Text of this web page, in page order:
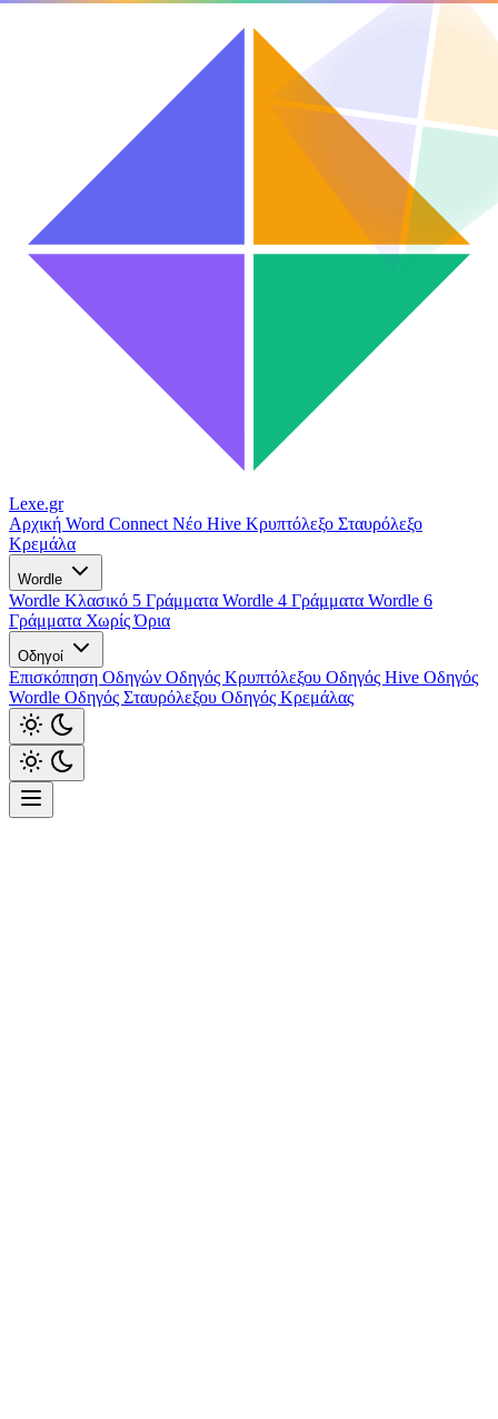
Lexe.gr
Αρχική Word Connect Νέο Hive Κρυπτόλεξο Σταυρόλεξο
Κρεμάλα
Wordle
Wordle Κλασικό 5 Γράμματα Wordle 4 Γράμματα Wordle 6
Γράμματα Χωρίς Όρια
Οδηγοί
Επισκόπηση Οδηγών Οδηγός Κρυπτόλεξου Οδηγός Hive Οδηγός
Wordle Οδηγός Σταυρόλεξου Οδηγός Κρεμάλας